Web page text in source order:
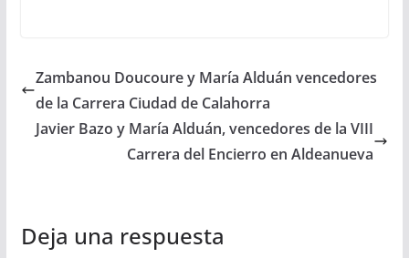
Zambanou Doucoure y María Alduán vencedores
de la Carrera Ciudad de Calahorra
Javier Bazo y María Alduán, vencedores de la VIII
Carrera del Encierro en Aldeanueva
Deja una respuesta